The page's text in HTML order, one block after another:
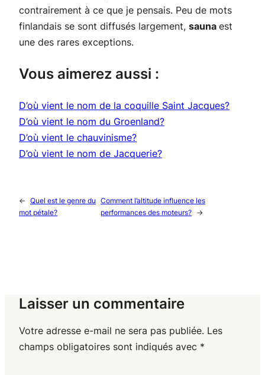
contrairement à ce que je pensais. Peu de mots
finlandais se sont diffusés largement, sauna est
une des rares exceptions.
Vous aimerez aussi :
D’où vient le nom de la coquille Saint Jacques?
D’où vient le nom du Groenland?
D’où vient le chauvinisme?
D’où vient le nom de Jacquerie?
← Quel est le genre du
mot pétale?
Comment l’altitude influence les
performances des moteurs?
→
Laisser un commentaire
Votre adresse e-mail ne sera pas publiée. Les
champs obligatoires sont indiqués avec *